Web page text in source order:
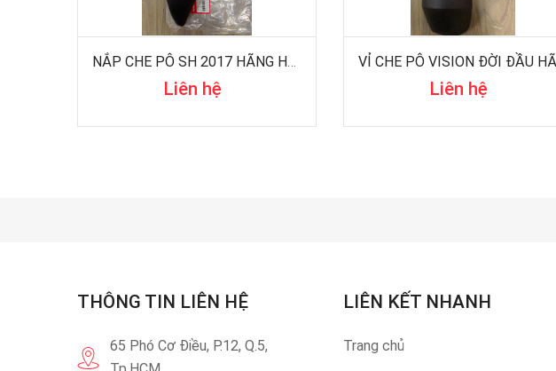
NẮP CHE PÔ SH 2017 HÃNG HONDA
Liên hệ Liên hệ
THÔNG TIN LIÊN HỆ
65 Phó Cơ Điều, P.12, Q.5,
LIÊN KẾT NHANH
Trang chủ